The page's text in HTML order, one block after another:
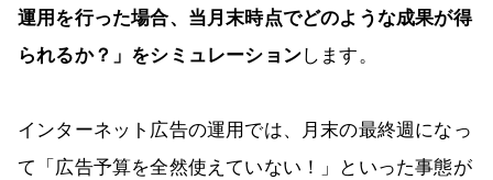
運用を行った場合、当月末時点でどのような成果が得
られるか？」をシミュレーションします。
インターネット広告の運用では、月末の最終週になっ
て「広告予算を全然使えていない！」といった事態が